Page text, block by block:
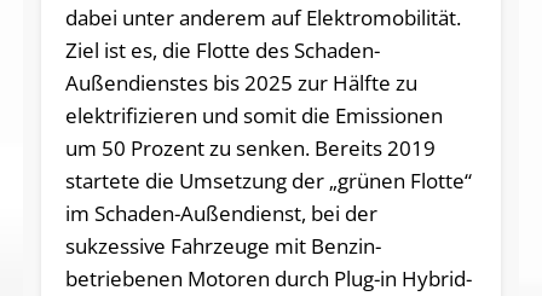
dabei unter anderem auf Elektromobilität.
Ziel ist es, die Flotte des Schaden-
Außendienstes bis 2025 zur Hälfte zu
elektrifizieren und somit die Emissionen
um 50 Prozent zu senken. Bereits 2019
startete die Umsetzung der „grünen Flotte“
im Schaden-Außendienst, bei der
sukzessive Fahrzeuge mit Benzin-
betriebenen Motoren durch Plug-in Hybrid-